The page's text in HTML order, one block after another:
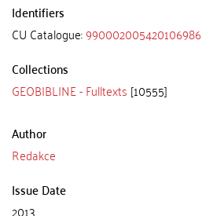
Identifiers
CU Catalogue:990002005420106986
Collections
GEOBIBLINE - Fulltexts [10555]
Author
Redakce
Issue Date
2013